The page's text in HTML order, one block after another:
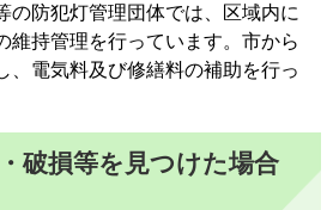
の防犯灯管理団体では、区域内に
維持管理を行っています。市から
、電気料及び修繕料の補助を行っ
破損等を見つけた場合